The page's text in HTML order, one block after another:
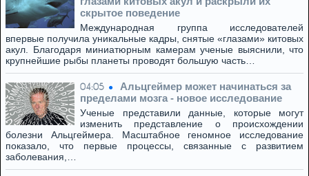
скрытое поведение
Международная группа исследователей
впервые получила уникальные кадры, снятые «глазами» китовых
акул. Благодаря миниатюрным камерам ученые выяснили, что
крупнейшие рыбы планеты проводят большую часть…
04:05
Альцгеймер может начинаться за
пределами мозга - новое исследование
Ученые представили данные, которые могут
изменить представление о происхождении
болезни Альцгеймера. Масштабное геномное исследование
показало, что первые процессы, связанные с развитием
заболевания,…